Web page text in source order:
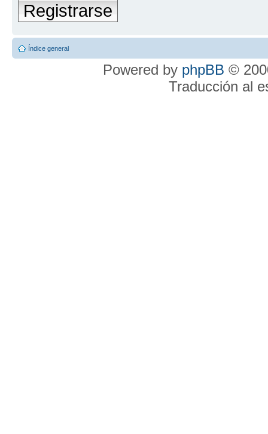
Registrarse
Índice general
Powered by phpBB ©
Traducción al